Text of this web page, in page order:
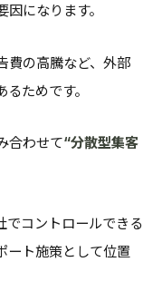
になります。
費の高騰など、外部
ためです。
合わせて“分散型集客
でコントロールできる
ート施策として位置